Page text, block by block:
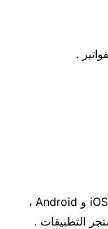
.
تطبيق الشركة للأجهزة التي تعمل بنظامي iOS و Android ،
التطبيقات .